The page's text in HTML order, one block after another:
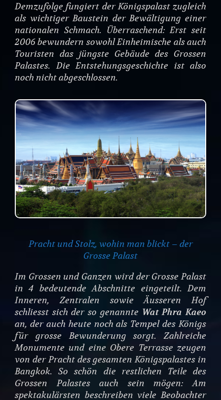
Demzufolge fungiert der Königspalast zugleich
als wichtiger Baustein der Bewältigung einer
nationalen Schmach. Überraschend: Erst seit
2006 bewundern sowohl Einheimische als auch
Touristen das jüngste Gebäude des Grossen
Palastes. Die Entstehungsgeschichte ist also
noch nicht abgeschlossen.
Pracht und Stolz, wohin man blickt – der
Grosse Palast
Im Grossen und Ganzen wird der Grosse Palast
in 4 bedeutende Abschnitte eingeteilt. Dem
Inneren, Zentralen sowie Äusseren Hof
schliesst sich der so genannte Wat Phra Kaeo
an, der auch heute noch als Tempel des Königs
für grosse Bewunderung sorgt. Zahlreiche
Monumente und eine Obere Terrasse zeugen
von der Pracht des gesamten Königspalastes in
Bangkok. So schön die restlichen Teile des
Grossen Palastes auch sein mögen: Am
spektakulärsten beschreiben viele Beobachter